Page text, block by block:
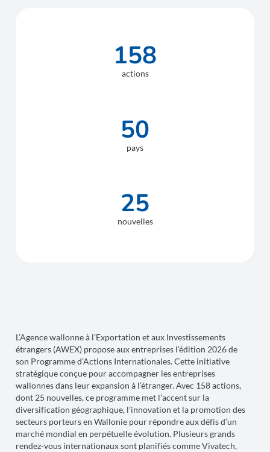
158
actions
50
pays
25
nouvelles
L’Agence wallonne à l’Exportation et aux Investissements
étrangers (AWEX) propose aux entreprises l’édition 2026 de
son Programme d’Actions Internationales. Cette initiative
stratégique conçue pour accompagner les entreprises
wallonnes dans leur expansion à l’étranger. Avec 158 actions,
dont 25 nouvelles, ce programme met l’accent sur la
diversification géographique, l’innovation et la promotion des
secteurs porteurs en Wallonie pour répondre aux défis d’un
marché mondial en perpétuelle évolution. Plusieurs grands
rendez-vous internationaux sont planifiés comme Vivatech,